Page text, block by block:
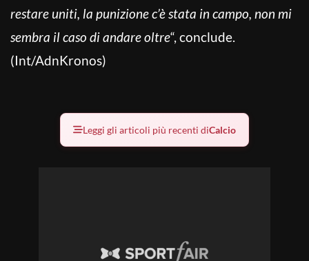
restare uniti, la punizione c’è stata in campo, non mi
sembra il caso di andare oltre“, conclude.
(Int/AdnKronos)
Leggi gli articoli più recenti diCalcio